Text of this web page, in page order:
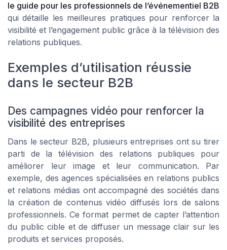
le guide pour les professionnels de l’événementiel B2B
qui détaille les meilleures pratiques pour renforcer la
visibilité et l’engagement public grâce à la télévision des
relations publiques.
Exemples d’utilisation réussie
dans le secteur B2B
Des campagnes vidéo pour renforcer la
visibilité des entreprises
Dans le secteur B2B, plusieurs entreprises ont su tirer
parti de la télévision des relations publiques pour
améliorer leur image et leur communication. Par
exemple, des agences spécialisées en relations publics
et relations médias ont accompagné des sociétés dans
la création de contenus vidéo diffusés lors de salons
professionnels. Ce format permet de capter l’attention
du public cible et de diffuser un message clair sur les
produits et services proposés.